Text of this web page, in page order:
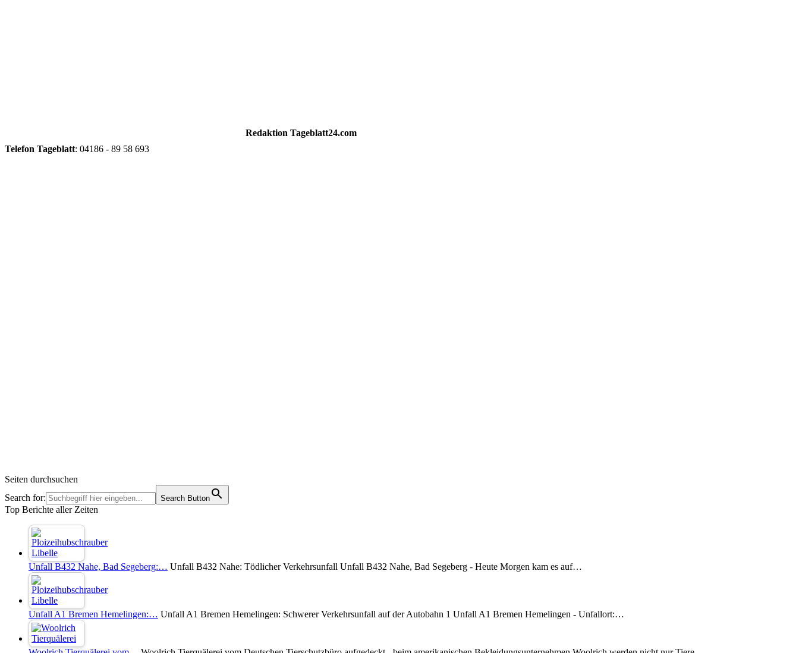
Redaktion Tageblatt24.com
Telefon Tageblatt: 04186 - 89 58 693
Seiten durchsuchen
Search for:
Search Button
Top Berichte aller Zeiten
Unfall B432 Nahe, Bad Segeberg:… Unfall B432 Nahe: Tödlicher Verkehrsunfall Unfall B432 Nahe, Bad Segeberg - Heute Morgen kam es auf…
Unfall A1 Bremen Hemelingen:… Unfall A1 Bremen Hemelingen: Schwerer Verkehrsunfall auf der Autobahn 1 Unfall A1 Bremen Hemelingen - Unfallort:…